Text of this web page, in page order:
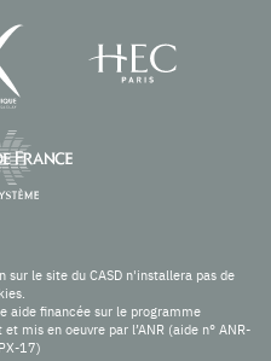
sur le site du CASD n'installera pas de
aide financée sur le programme
mis en oeuvre par l’ANR (aide n° ANR-
17)